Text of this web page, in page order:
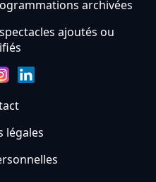
archivées
ajoutés ou
légales